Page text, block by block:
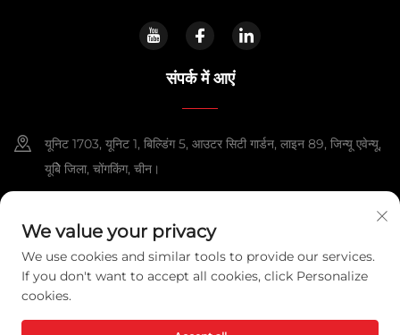
संपर्क में आएं
यूनिट 1703, यूनिट 1, बिल्डिंग 5, आउटर सिटी गार्डन, लाइन 89, जिन्यू एवेन्यू,
यूबेि जिला, चोंगकिंग, चीन।
[email protected]
गोपनीयता नीति
We value your privacy
We use cookies and similar tools to provide our services.
If you don't want to accept all cookies, click Personalize
cookies.